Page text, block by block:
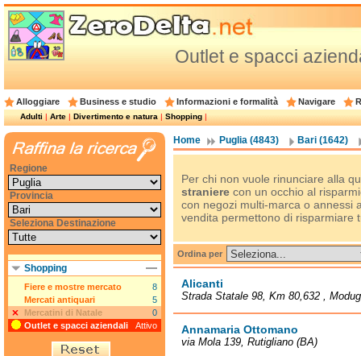
Outlet e spacci
Alloggiare Business e studio Informazioni e formalità Navigare
Adulti|Arte|Divertimento e natura|Shopping|
Home Puglia (4843) Bari (1642)
Per chi non vuole rinunciare alla
straniere con un occhio al
con negozi multi-marca o annessi
vendita permettono di risparmiare
Ordina per
Alicanti
Strada Statale 98, Km 80,632 ,
Annamaria Ottomano
via Mola 139, Rutigliano (BA)
Regione
Provincia
Seleziona Destinazione
Shopping
Fiere e mostre mercato
8
Mercati antiquari
5
Mercatini di Natale
0
Outlet e spacci aziendali
Attivo